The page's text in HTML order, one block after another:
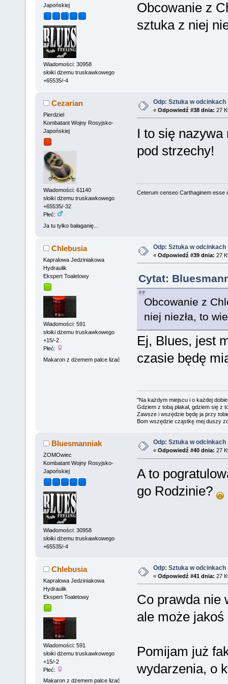
Japońskiej
Wiadomości: 30958
słoiki dżemu truskawkowego
+65535/-4
Obcowanie z
sztuka z niej
Cezarian
Pierdziel
Kombatant Wojny Rosyjsko-
Japońskiej
Wiadomości: 61140
słoiki dżemu truskawkowego
+65535/-32
Płeć:
Ja tu tylko bałaganię...
Odp: Sztuka w odcinkach
« Odpowiedź #38 dnia: 27
I to się nazywa
pod strzechy!
Ceterum censeo Carthaginem esse
Chlebusia
Kapralowa Jedziniakowa
Hydraulik
Ekspert Toaletowy
Wiadomości: 591
słoiki dżemu truskawkowego
+15/-2
Płeć:
Makaron z dżemem palce lizać
Odp: Sztuka w odcinkach
« Odpowiedź #39 dnia: 27
Cytat:
Obcowanie z
niej niezła, to
Ej, Blues, jest
czasie będę
"Na każdym miejscu i o każdej dobie
Gdziem z tobą płakał, gdziem się z
Zawsze i wszędzie będę ja przy
Bom wszędzie cząstkę mej duszy
Bluesmanniak
ZOMOwiec
Kombatant Wojny Rosyjsko-
Japońskiej
Wiadomości: 30958
słoiki dżemu truskawkowego
+65535/-4
Odp: Sztuka w odcinkach
« Odpowiedź #40 dnia: 27
A to
go Rodzinie?
Chlebusia
Kapralowa Jedziniakowa
Hydraulik
Ekspert Toaletowy
Wiadomości: 591
słoiki dżemu truskawkowego
+15/-2
Płeć:
Makaron z dżemem palce lizać
Odp: Sztuka w odcinkach
« Odpowiedź #41 dnia: 27
Co prawda nie
ale może
Pomijam już
wydarzenia, o